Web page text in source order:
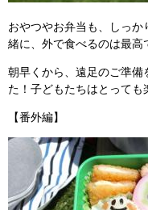
おやつやお弁当も、しっ
緒に、外で食べるのは最高
朝早くから、遠足のご準備
た！子どもたちはとっても
【番外編】